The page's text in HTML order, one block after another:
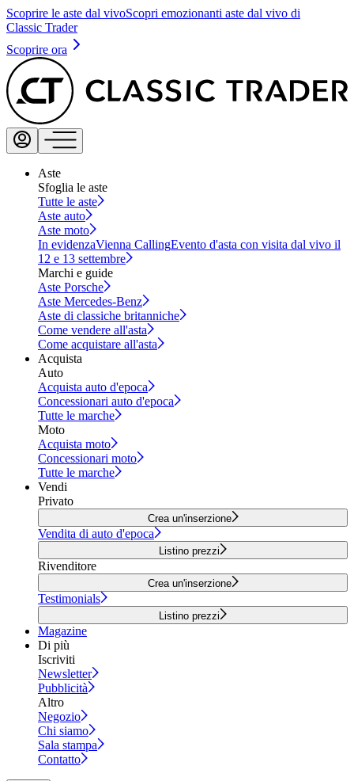
Scoprire le aste dal vivoScopri emozionanti aste dal vivo di
Classic Trader
Scoprire ora
Aste
Sfoglia le aste
Tutte le aste
Aste auto
Aste moto
In evidenzaVienna CallingEvento d'asta con visita dal vivo il
12 e 13 settembre
Marchi e guide
Aste Porsche
Aste Mercedes-Benz
Aste di classiche britanniche
Come vendere all'asta
Come acquistare all'asta
Acquista
Auto
Acquista auto d'epoca
Concessionari auto d'epoca
Tutte le marche
Moto
Acquista moto
Concessionari moto
Tutte le marche
Vendi
Privato
Crea un'inserzione
Vendita di auto d'epoca
Listino prezzi
Rivenditore
Crea un'inserzione
Testimonials
Listino prezzi
Magazine
Di più
Iscriviti
Newsletter
Pubblicità
Altro
Negozio
Chi siamo
Sala stampa
Contatto